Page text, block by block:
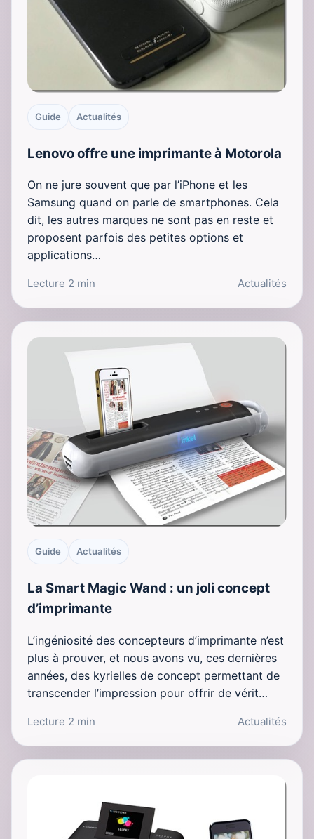
Guide Actualités
Lenovo offre une imprimante à Motorola
On ne jure souvent que par l’iPhone et les
Samsung quand on parle de smartphones. Cela
dit, les autres marques ne sont pas en reste et
proposent parfois des petites options et
applications…
Lecture 2 min Actualités
Guide Actualités
La Smart Magic Wand : un joli concept
d’imprimante
L’ingéniosité des concepteurs d’imprimante n’est
plus à prouver, et nous avons vu, ces dernières
années, des kyrielles de concept permettant de
transcender l’impression pour offrir de vérit…
Lecture 2 min Actualités